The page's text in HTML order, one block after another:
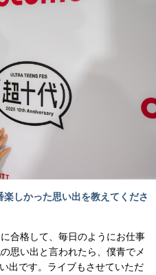
しかった思い出を教えてくださ
合格して、毎日のようにお仕事
思い出と言われたら、僕青でメ
出です。ライブもさせていただ